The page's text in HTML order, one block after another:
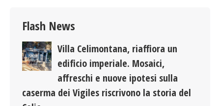
Flash News
Villa Celimontana, riaffiora un
edificio imperiale. Mosaici,
affreschi e nuove ipotesi sulla
caserma dei Vigiles riscrivono la storia del